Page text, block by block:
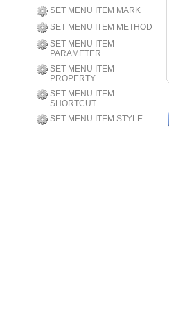
SET MENU ITEM MARK
SET MENU ITEM METHOD
SET MENU ITEM
PARAMETER
SET MENU ITEM
PROPERTY
SET MENU ITEM
SHORTCUT
SET MENU ITEM STYLE